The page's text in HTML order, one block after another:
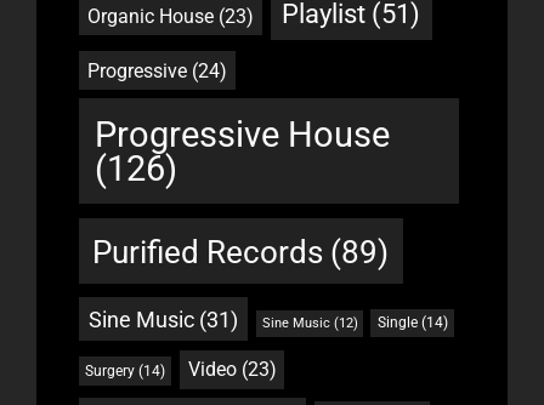
Organic House(23) Playlist (51)
Progressive(24)
Progressive House
(126)
Purified Records (89)
Sine Music(31) Sine Music(12) Single(14)
Surgery (14) Video(23)